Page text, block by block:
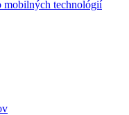
technológií